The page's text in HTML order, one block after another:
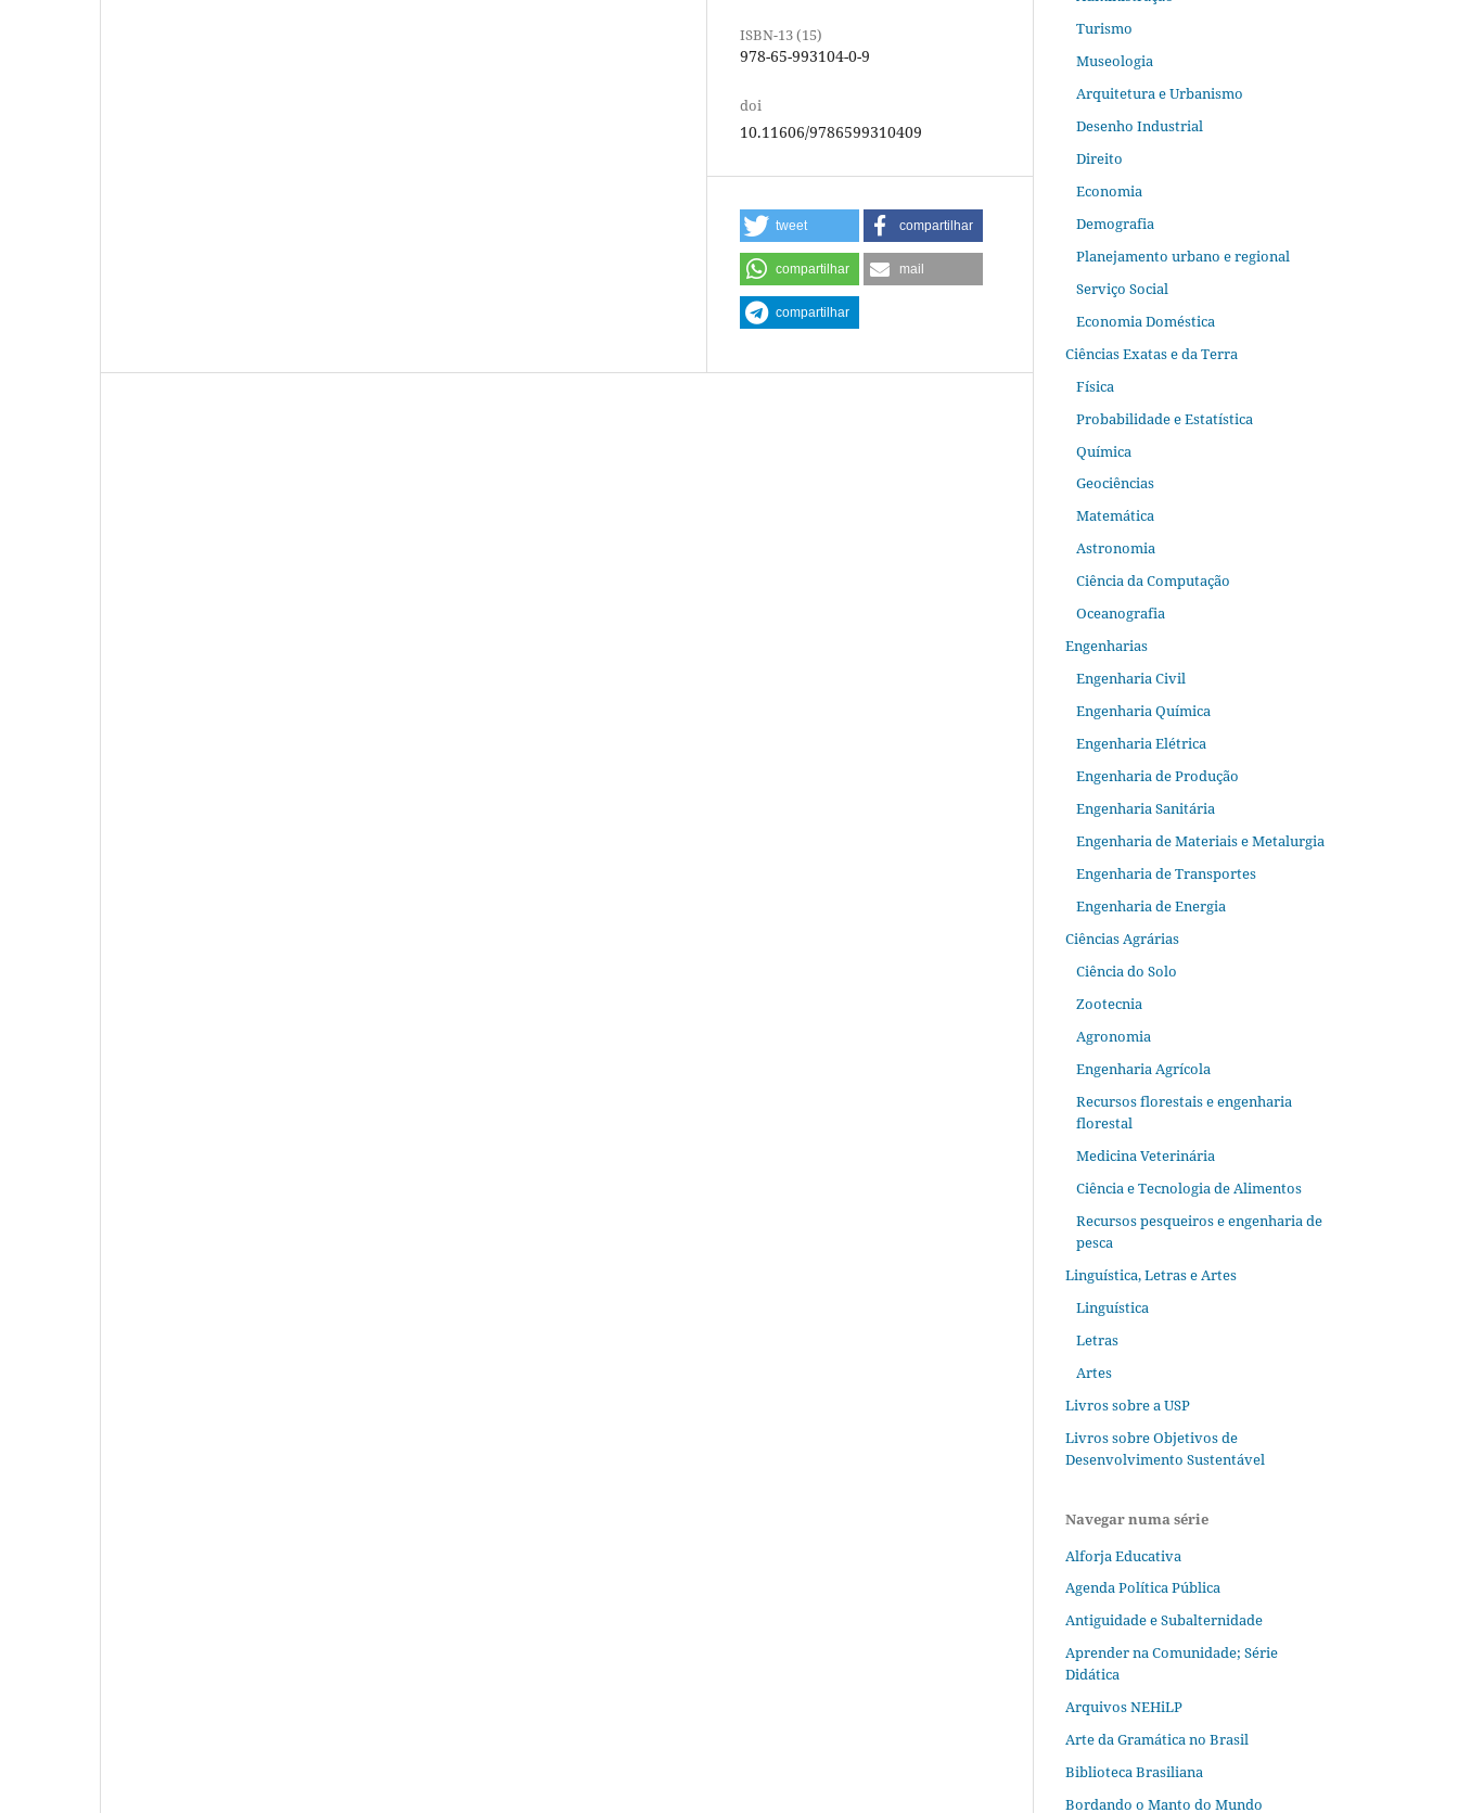
ISBN-13 (15)
978-65-993104-0-9
doi
10.11606/9786599310409
tweet compartilhar
compartilhar mail
compartilhar
Turismo
Museologia
Arquitetura e Urbanismo
Desenho Industrial
Direito
Economia
Demografia
Planejamento urbano e regional
Serviço Social
Economia Doméstica
Ciências Exatas e da Terra
Física
Probabilidade e Estatística
Química
Geociências
Matemática
Astronomia
Ciência da Computação
Oceanografia
Engenharias
Engenharia Civil
Engenharia Química
Engenharia Elétrica
Engenharia de Produção
Engenharia Sanitária
Engenharia de Materiais e Metalurgia
Engenharia de Transportes
Engenharia de Energia
Ciências Agrárias
Ciência do Solo
Zootecnia
Agronomia
Engenharia Agrícola
Recursos florestais e engenharia
florestal
Medicina Veterinária
Ciência e Tecnologia de Alimentos
Recursos pesqueiros e engenharia de
pesca
Linguística, Letras e Artes
Linguística
Letras
Artes
Livros sobre a USP
Livros sobre Objetivos de
Desenvolvimento Sustentável
Navegar numa série
Alforja Educativa
Agenda Política Pública
Antiguidade e Subalternidade
Aprender na Comunidade; Série
Didática
Arquivos NEHiLP
Arte da Gramática no Brasil
Biblioteca Brasiliana
Bordando o Manto do Mundo